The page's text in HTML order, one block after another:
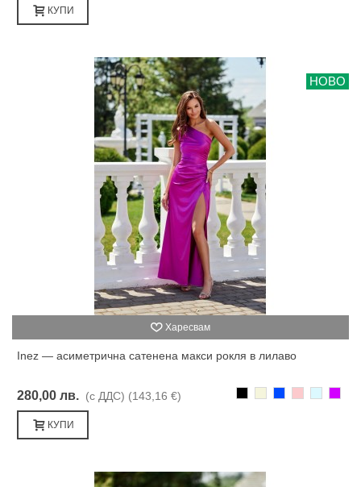
КУПИ
НОВО
Харесвам
Inez — асиметрична сатенена макси рокля в лилаво
280,00 лв. (с ДДС) (143,16 €)
КУПИ